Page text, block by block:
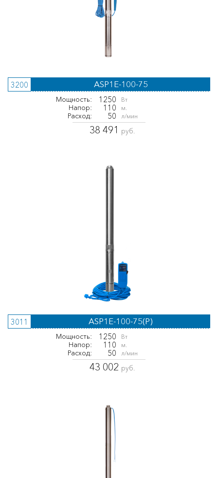
3200 ASP1E-100-75
Мощность: 1250 Вт
Напор: 110 м.
Расход: 50 л/мин
38 491 руб.
3011 ASP1E-100-75(P)
Мощность: 1250 Вт
Напор: 110 м.
Расход: 50 л/мин
43 002 руб.